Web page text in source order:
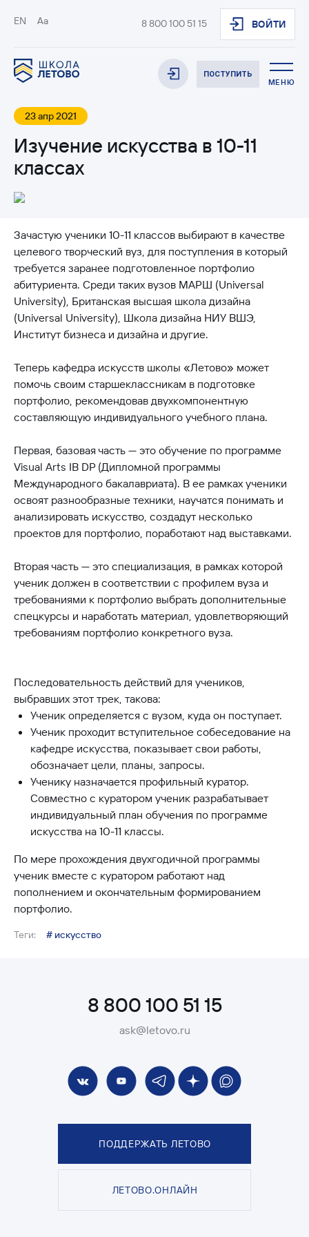
EN Aa 8 800 100 51 15 ВОЙТИ
ПОСТУПИТЬ
МЕНЮ
23 апр 2021
Изучение искусства в 10-11
классах
Зачастую ученики 10-11 классов выбирают в качестве
целевого творческий вуз, для поступления в который
требуется заранее подготовленное портфолио
абитуриента. Среди таких вузов МАРШ (Universal
University), Британская высшая школа дизайна
(Universal University), Школа дизайна НИУ ВШЭ,
Институт бизнеса и дизайна и другие.
Теперь кафедра искусств школы «Летово» может
помочь своим старшеклассникам в подготовке
портфолио, рекомендовав двухкомпонентную
составляющую индивидуального учебного плана.
Первая, базовая часть — это обучение по программе
Visual Arts IB DP (Дипломной программы
Международного бакалавриата). В ее рамках ученики
освоят разнообразные техники, научатся понимать и
анализировать искусство, создадут несколько
проектов для портфолио, поработают над выставками.
Вторая часть — это специализация, в рамках которой
ученик должен в соответствии с профилем вуза и
требованиями к портфолио выбрать дополнительные
спецкурсы и наработать материал, удовлетворяющий
требованиям портфолио конкретного вуза.
Последовательность действий для учеников,
выбравших этот трек, такова:
Ученик определяется с вузом, куда он поступает.
Ученик проходит вступительное собеседование на
кафедре искусства, показывает свои работы,
обозначает цели, планы, запросы.
Ученику назначается профильный куратор.
Совместно с куратором ученик разрабатывает
индивидуальный план обучения по программе
искусства на 10-11 классы.
По мере прохождения двухгодичной программы
ученик вместе с куратором работают над
пополнением и окончательным формированием
портфолио.
Теги: # искусство
8 800 100 51 15
ask@letovo.ru
ПОДДЕРЖАТЬ ЛЕТОВО
ЛЕТОВО.ОНЛАЙН